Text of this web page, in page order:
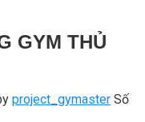
GYM THỦ
project_gymaster Số